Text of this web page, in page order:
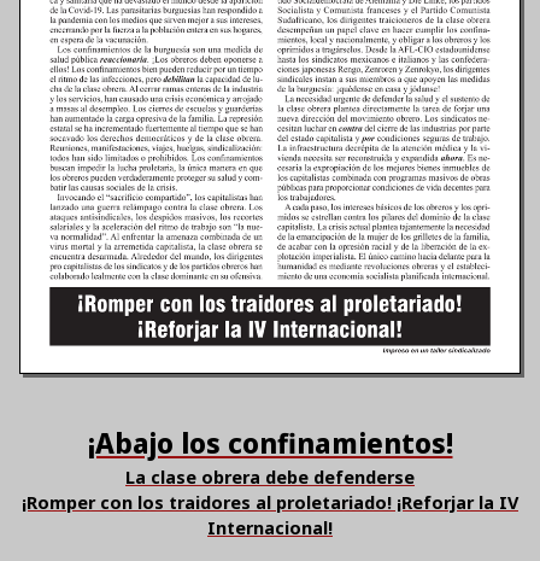
¡Abajo los confinamientos!
La clase obrera debe defenderse
¡Romper con los traidores al proletariado! ¡Reforjar la IV
Internacional!